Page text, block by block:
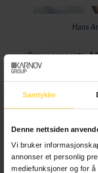
Samtykke
Denne nettsiden
Vi bruker
annonser et personlig
mediefunksjoner og for
Hans
Senior associate,
Managing Associate,